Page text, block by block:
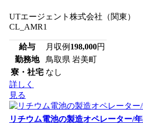
UTエージェント株式会社（関東）
CL_AMR1
給与 月収例 198,000円
勤務地
鳥取県 岩美町
寮・社宅 なし
詳しく
見る
リチウム電池の製造オペレーター/